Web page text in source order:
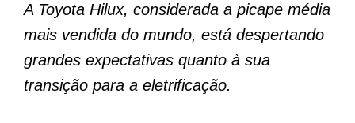
A Toyota Hilux, considerada a picape média
mais vendida do mundo, está despertando
grandes expectativas quanto à sua
transição para a eletrificação.